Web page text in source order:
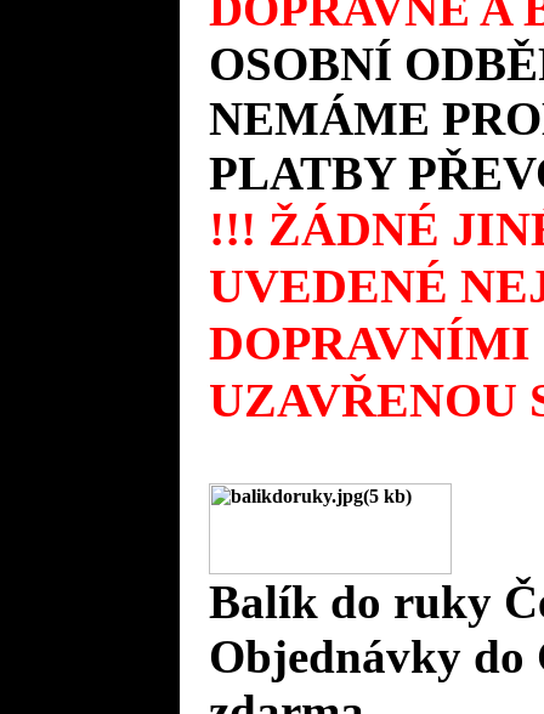
OSOBNÍ
NEMÁME
PLATBY
!!! ŽÁDNÉ
UVEDENÉ
UZAVŘENOU
Balík do ruky
Objednávky do